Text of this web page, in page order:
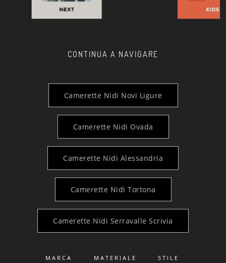
CONTINUA A NAVIGARE
Camerette Nidi Novi Ligure
Camerette Nidi Ovada
Camerette Nidi Alessandria
Camerette Nidi Tortona
Camerette Nidi Serravalle Scrivia
MARCA MATERIALE STILE